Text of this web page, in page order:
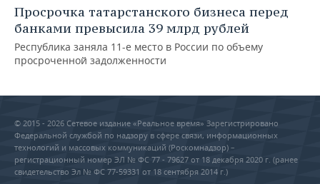
Просрочка татарстанского бизнеса перед
банками превысила 39 млрд рублей
Республика заняла 11-е место в России по объему
просроченной задолженности
© 2015 - 2026 Сетевое издание «Реальное время» Зарегистрировано
Федеральной службой по надзору в сфере связи, информационных
технологий и массовых коммуникаций (Роскомнадзор) –
регистрационный номер ЭЛ № ФС 77 - 79627 от 18 декабря 2020 г. (ранее
свидетельство Эл № ФС 77-59331 от 18 сентября 2014 г.)